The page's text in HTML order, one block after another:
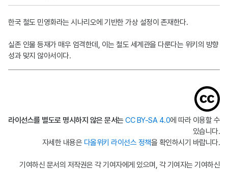
한국 철도 민영화라는 시나리오에 기반한 가상 설정이 존재한다.
실존 인물 등재가 매우 엄격한데, 이는 철도 세계관을 다룬다는 위키의 방향
성과 맞지 않아서이다.
라이선스를 별도로 명시하지 않은 문서는 CC BY-SA 4.0에 따라 이용할 수
있습니다.
자세한 내용은 다올위키 라이선스 정책을 확인하시기 바랍니다.
기여하신 문서의 저작권은 각 기여자에게 있으며, 각 기여자는 기여하신